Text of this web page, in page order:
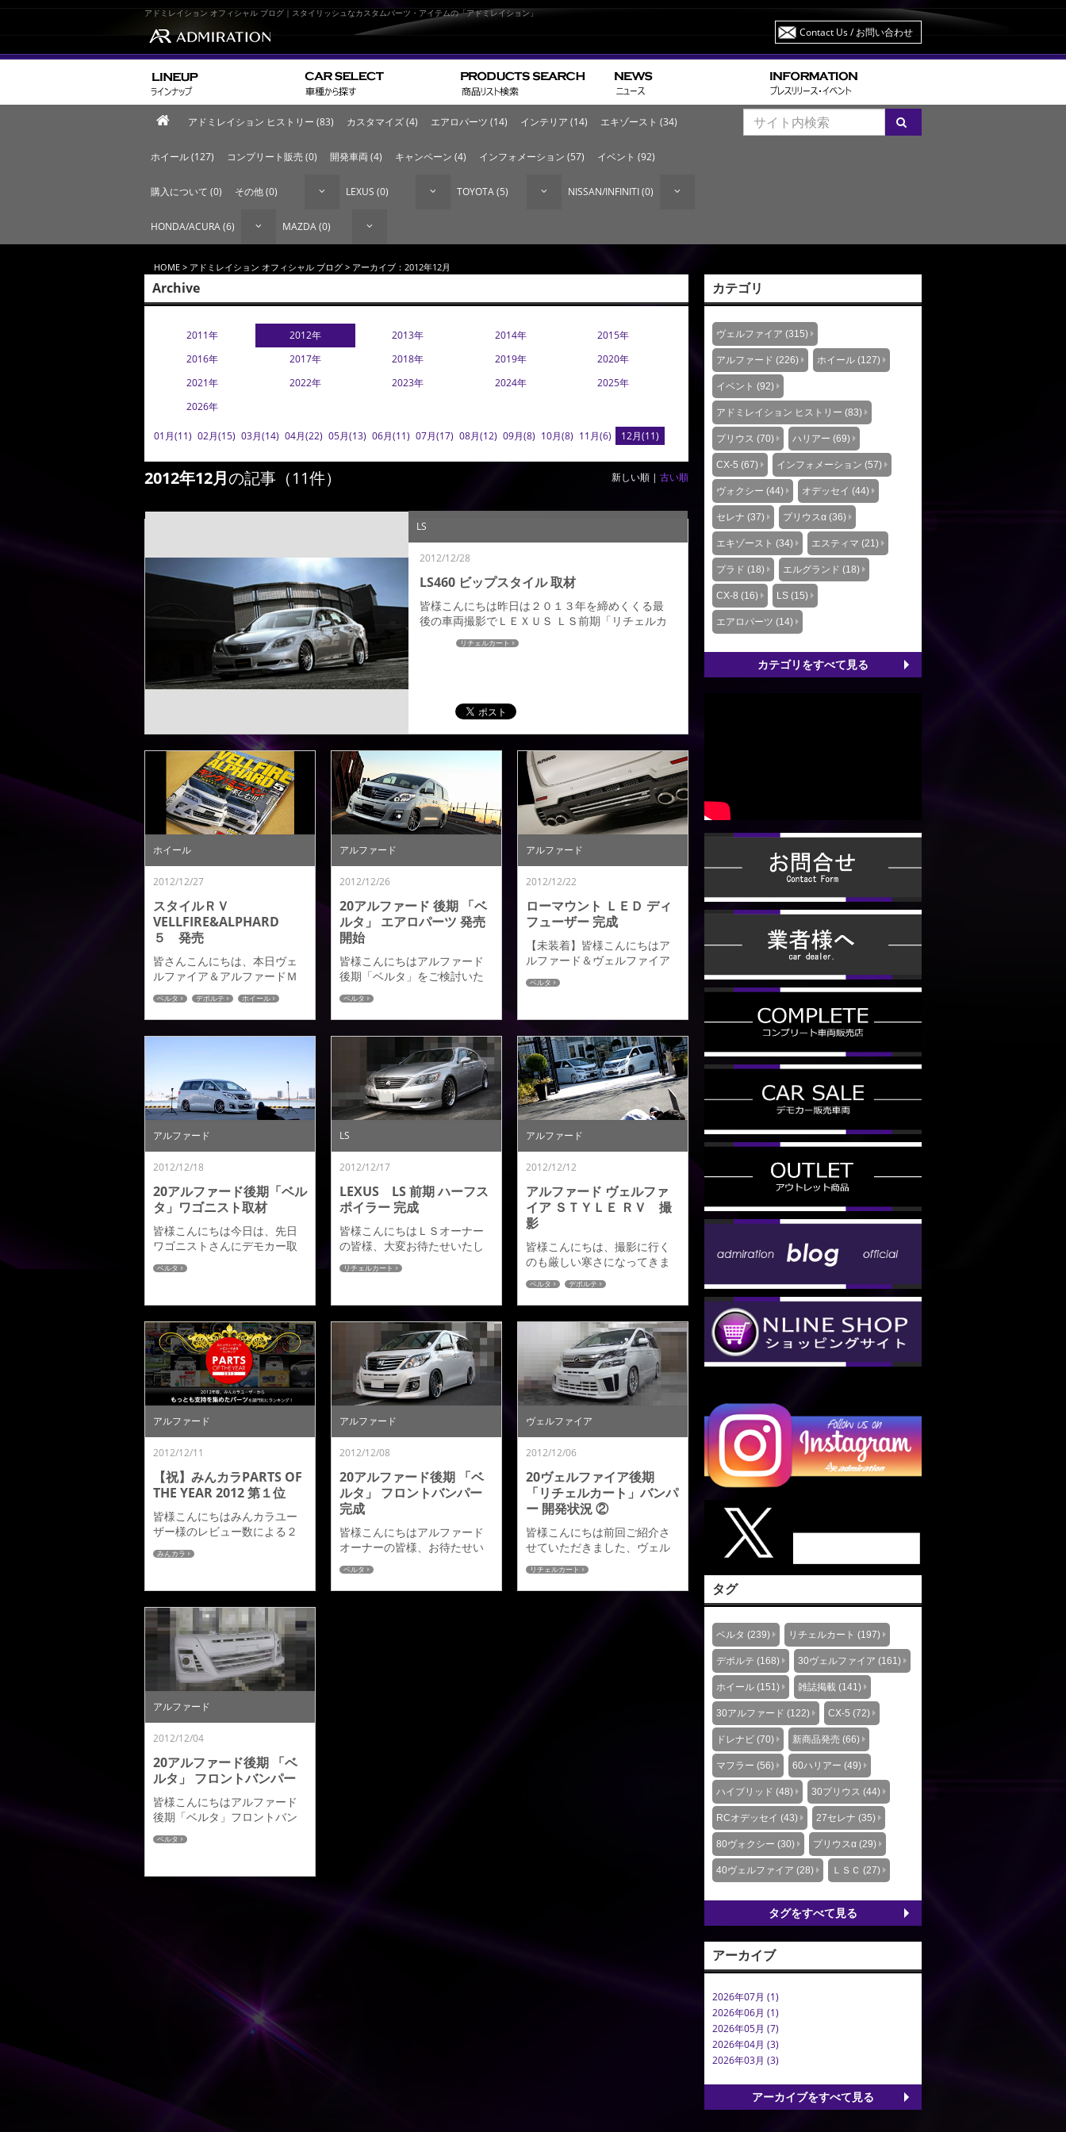
アドミレイション オフィシャル ブログ｜スタイリッシュなカスタムパーツ・アイテムの「アドミレイション」
Contact Us/ お問い合わせ
アドミレイション ヒストリー (83) カスタマイズ (4) エアロパーツ (14) インテリア (14) エキゾースト (34)
ホイール (127) コンプリート販売 (0) 開発車両 (4) キャンペーン (4) インフォメーション (57) イベント (92)
購入について (0) その他 (0) LEXUS (0) TOYOTA (5) NISSAN/INFINITI (0)
HONDA/ACURA (6) MAZDA (0)
HOME > アドミレイション オフィシャル ブログ > アーカイブ：2012年12月
Archive
2011年 2012年 2013年 2014年
2015年
2016年
2017年 2018年 2019年
2020年
2021年
2022年 2023年 2024年
2025年
2026年
01月(11) 02月(15) 03月(14) 04月(22) 05月(13) 06月(11) 07月(17) 08月(12) 09月(8) 10月(8) 11月(6) 12月(11)
2012年12月の記事（11件） 新しい順 | 古い順
LS
2012/12/28
LS460 ビップスタイル 取材
皆様こんにちは昨日は２０１３年を締めくくる最
後の車両撮影でＬＥＸＵＳ ＬＳ前期「リチェルカ
ート」フロントハーフの取材をＶＩＰ ＳＴＹＬＥ
編集部にしていただきましたのでご紹介します。
を意識させた本物志向の見せ方の一つですのでお
リチェルカート
ホイール
2012/12/27
スタイルＲＶ
VELLFIRE&ALPHARD
５ 発売
皆さんこんにちは、本日ヴェ
ルファイア＆アルファードＭ
ＯＯＫ誌、■スタイルＲＶ
VELLFIRE&ALPHARD ５が発売
になりました。アドミレイシ
ョンも前回ブログにてご紹介
すので誌面の一部をご紹介さ
せていただきます。今回は新
作、アルファード後期「ベル
「デポルテ」が表紙は飾らせ
ていただきました。表紙の撮
影と一緒に撮影した誌面...
ベルタ デポルテ ホイール
アルファード
2012/12/26
20アルファード 後期 「ベ
ルタ」 エアロパーツ 発売
開始
皆様こんにちはアルファード
後期「ベルタ」をご検討いた
だいておりますオーナーの皆
様大変おまたせいたしまし
た。発売時期が決定いたしま
したので本日１２月２６日よ
りオーダーを受付けさせてい
ただきます。発売時期：２月
上旬～予定ご注文をいただき
ました順番にて発送をさせて
いただきます。※受注生産商品
記発売時期以降のお届けにな
る場合もございますのでご了
承下さい。※前期オーナーの皆
様も純正...
ベルタ
アルファード
2012/12/22
ローマウント ＬＥＤ ディ
フューザー 完成
【未装着】皆様こんにちはア
ルファード＆ヴェルファイア
「ベルタ」リヤバンパーＶ２
用オプションパーツとなる注
Ｄディフューザーが完成いた
しましたのでご紹介いたしま
す。こちらの商品は、すでに
「ベルタ」リヤバンパーＶ２
を装着されている、又はこれ
から購入をご検討されている
お客様に向けたアドミレイシ
ます。【装着済／ＬＥＤ消灯
時】【装着済／ＬＥＤ点灯
時】Ｖ２バン...
ベルタ
アルファード
2012/12/18
20アルファード後期「ベル
タ」ワゴニスト取材
皆様こんにちは今日は、先日
ワゴニストさんにデモカー取
材をしていただきましたの
で、ご紹介をさせていただき
ド後期「ベルタ」となりま
す。掲載号の発売は１２月下
旬発売号にてご紹介していた
だけます。これで１２月下旬
には三栄書房のスタイルＲＶ
とワゴニストの２誌でご紹介
をしていただけますのでどち
思います。編集部スタッフさ
ん、カメラマンさんいつもあ
りがとうござい...
ベルタ
LS
2012/12/17
LEXUS LS 前期 ハーフス
ポイラー 完成
皆様こんにちはＬＳオーナー
の皆様、大変お待たせいたし
ました。ＬＥＸＵＳ ＬＳ前期
「リチェルカート」フロント
がり、取り付けをいたしまし
たのでとり急ぎご紹介いたし
ます♪カーボンパーツも装着さ
れこだわりを感じさせるスタ
イリングとなっています。今
後は、撮影や取材をしていた
だき、詳細等、画像もどんど
すので楽しみにしていて下さ
い。リチェルカート ＬＳ前期■
フ...
リチェルカート
アルファード
2012/12/12
アルファード ヴェルファ
イア ＳＴＹＬＥ ＲＶ 撮
影
皆様こんにちは、撮影に行く
のも厳しい寒さになってきま
したが先日アルファード後期
とヴェルファイア後期２台で
の取材をしていただきまし
た。アルファードは完成した
ばかりの後期用「ベルタ」に
なり、ヴェルファイアは後期
用「デポルテ」になります。
今回のブログは完成後、初め
ての取材ですのでアルファー
します。それと、今回ベルタ
リヤバンパーＶ２用のディフ
ューザーガーニッシュ（ロー
マウントＬＥ...
ベルタ デポルテ
アルファード
2012/12/11
【祝】みんカラPARTS OF
THE YEAR 2012 第１位
皆様こんにちはみんカラユー
ザー様のレビュー数による２
０１２ランキングがみんカラ
ＨＰにて発表されました。ア
を書いていただきましたみん
カラユーザー皆様のお陰でエ
アロパーツ「アルファード／
ヴェルファイア」 部門１位、
「エスティマ」部門１位、
「セレナ」部門５位をいただ
く事が出来ました。これも、
しております。この場をかり
てお礼申し上げます。これか
らも皆様に...
みんカラ
アルファード
2012/12/08
20アルファード後期 「ベ
ルタ」 フロントバンパー
完成
皆様こんにちはアルファード
オーナーの皆様、お待たせい
たしました。アルファード後
期「ベルタ」フロントバンパ
ー完成です。塗装が仕上が
ベルタ
ヴェルファイア
2012/12/06
20ヴェルファイア後期
「リチェルカート」バンパ
ー 開発状況 ②
皆様こんにちは前回ご紹介さ
せていただきました、ヴェル
ファイア後期「リチェルカー
ト」の開発状況になります、
少しづつですが造型も進んで
リチェルカート
アルファード
2012/12/04
20アルファード後期 「ベ
ルタ」 フロントバンパー
皆様こんにちはアルファード
後期「ベルタ」フロントバン
パーですがようやくデモカー
用が完成し、本日塗装に入り
施し、近日中に装着画像もア
ベルタ
カテゴリ
ヴェルファイア (315)
アルファード (226) ホイール (127)
イベント (92)
アドミレイション ヒストリー (83)
プリウス (70) ハリアー (69)
CX-5 (67) インフォメーション (57)
ヴォクシー (44) オデッセイ (44)
セレナ (37) プリウスα (36)
エキゾースト (34) エスティマ (21)
プラド (18) エルグランド (18)
CX-8 (16) LS (15)
エアロパーツ (14)
カテゴリをすべて見る
タグ
ベルタ (239) リチェルカート (197)
デポルテ (168) 30ヴェルファイア (161)
ホイール (151) 雑誌掲載 (141)
30アルファード (122) CX-5 (72)
ドレナビ (70) 新商品発売 (66)
マフラー (56) 60ハリアー (49)
ハイブリッド (48) 30プリウス (44)
RCオデッセイ (43) 27セレナ (35)
80ヴォクシー (30) プリウスα (29)
40ヴェルファイア (28) ＬＳＣ (27)
タグをすべて見る
アーカイブ
2026年07月 (1)
2026年06月 (1)
2026年05月 (7)
2026年04月 (3)
2026年03月 (3)
アーカイブをすべて見る